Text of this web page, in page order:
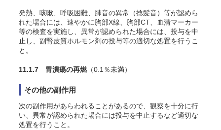
発熱、咳嗽、呼吸困難、肺音の異常（捻髪音）等が認めら
れた場合には、速やかに胸部X線、胸部CT、血清マーカー
等の検査を実施し、異常が認められた場合には、投与を中
止し、副腎皮質ホルモン剤の投与等の適切な処置を行うこ
と。
11.1.7 胃潰瘍の再燃（0.1％未満）
その他の副作用
次の副作用があらわれることがあるので、観察を十分に行
い、異常が認められた場合には投与を中止するなど適切な
処置を行うこと。